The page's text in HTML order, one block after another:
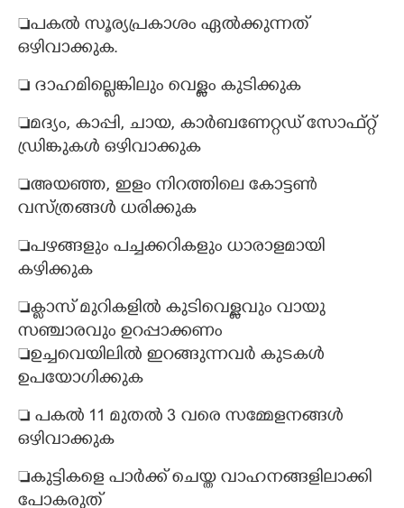
പകൽ സൂര്യപ്രകാശം ഏൽക്കുന്നത്
ഒഴിവാക്കുക.
 ദാഹമില്ലെങ്കിലും വെള്ളം കുടിക്കുക
മദ്യം, കാപ്പി, ചായ, കാർബണേറ്റഡ് സോഫ്റ്റ്
ഡ്രിങ്കുകൾ ഒഴിവാക്കുക
അയഞ്ഞ, ഇളം നിറത്തി​ലെ കോട്ടൺ
വസ്ത്രങ്ങൾ ധരിക്കുക
പഴങ്ങളും പച്ചക്കറികളും ധാരാളമായി
കഴിക്കുക
ക്ലാസ് മുറികളിൽ കുടിവെള്ളവും വായു
സഞ്ചാരവും ഉറപ്പാക്കണം
ഉച്ചവെയിലിൽ ഇറങ്ങുന്നവർ കുടകൾ
ഉപയോഗിക്കുക
 പകൽ 11 മുതൽ 3 വരെ സമ്മേളനങ്ങൾ
ഒഴിവാക്കുക
കുട്ടികളെ പാർക്ക് ചെയ്ത വാഹനങ്ങളിലാക്കി​
പോകരുത്